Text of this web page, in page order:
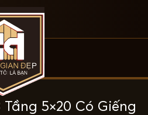
5×20 Có Giếng